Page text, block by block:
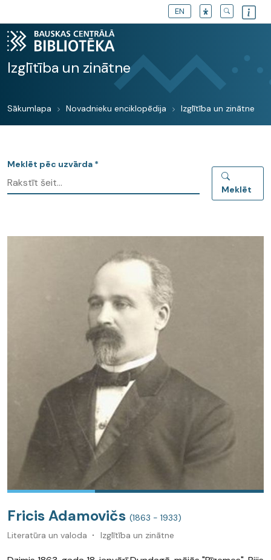
EN
Izglītība un zinātne
Sākumlapa Novadnieku enciklopēdija Izglītība un zinātne
Meklēt pēc uzvārda *
Meklēt
Fricis Adamovičs (1863 - 1933)
Literatūra un valoda
Izglītība un zinātne